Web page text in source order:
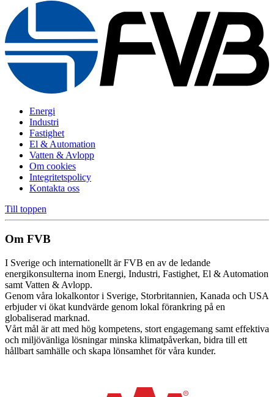
Energi
Industri
Fastighet
El & Automation
Vatten & Avlopp
Om cookies
Integritetspolicy
Kontakta oss
Till toppen
Om FVB
I Sverige och internationellt är FVB en av de ledande
energikonsulterna inom Energi, Industri, Fastighet, El & Automation
samt Vatten & Avlopp.
Genom våra lokalkontor i Sverige, Storbritannien, Kanada och USA
erbjuder vi ökat kundvärde genom lokal förankring på en
globaliserad marknad.
Vårt mål är att med hög kompetens, stort engagemang samt effektiva
och miljövänliga lösningar minska klimatpåverkan, bidra till ett
hållbart samhälle och skapa lönsamhet för våra kunder.